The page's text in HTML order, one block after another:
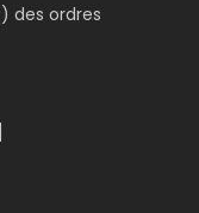
des ordres